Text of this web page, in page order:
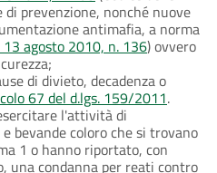
prevenzione, nonché nuove
antimafia, a norma
13 agosto 2010, n. 136) ovvero
di divieto, decadenza o
67 del d.lgs. 159/2011.
l'attività di
bevande coloro che si trovano
1 o hanno riportato, con
una condanna per reati contro